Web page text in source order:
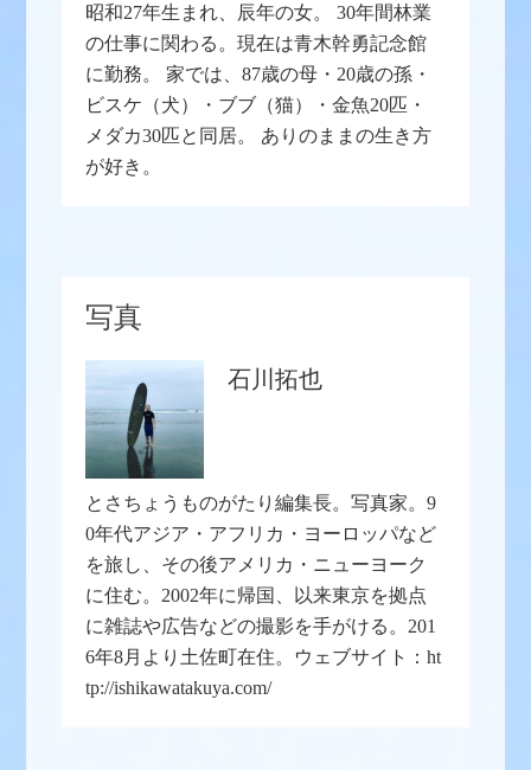
昭和27年生まれ、辰年の女。 30年間林業
の仕事に関わる。現在は青木幹勇記念館
に勤務。 家では、87歳の母・20歳の孫・
ビスケ（犬）・ブブ（猫）・金魚20匹・
メダカ30匹と同居。 ありのままの生き方
が好き。
写真
石川拓也
とさちょうものがたり編集長。写真家。9
0年代アジア・アフリカ・ヨーロッパなど
を旅し、その後アメリカ・ニューヨーク
に住む。2002年に帰国、以来東京を拠点
に雑誌や広告などの撮影を手がける。201
6年8月より土佐町在住。ウェブサイト：ht
tp://ishikawatakuya.com/